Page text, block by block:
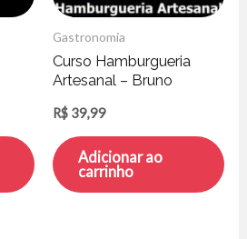
Gastronomia
Curso Hamburgueria
Artesanal – Bruno
R$ 39,99
Adicionar ao
carrinho